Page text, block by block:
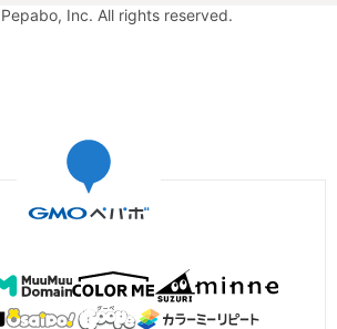
Inc. All rights reserved.